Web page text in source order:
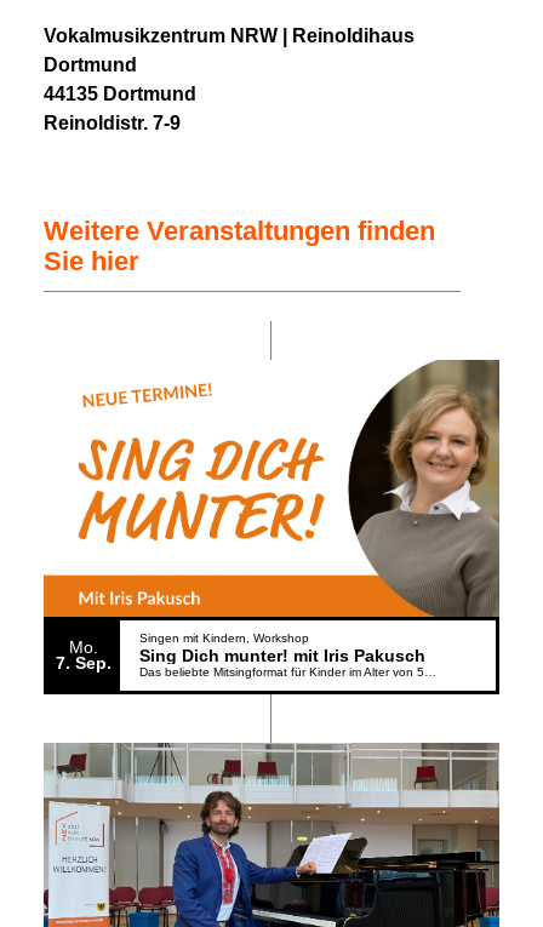
Vokalmusikzentrum NRW | Reinoldihaus
Dortmund
44135 Dortmund
Reinoldistr. 7-9
Weitere Veranstaltungen finden
Sie hier
Mo.
7 Sep.
Singen mit Kindern Workshop
Sing Dich munter! mit Iris Pakusch
Das beliebte Mitsingformat für Kinder im Alter von 5 bis 6 Jahren geht weiter